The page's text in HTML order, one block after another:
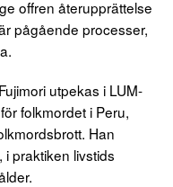
offren återupprättelse
pågående processer,
utpekas i LUM-
folkmordet i Peru,
Han
praktiken livstids